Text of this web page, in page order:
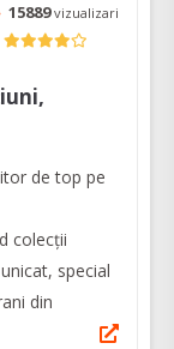
15889vizualizari
de top pe
colecții
special
din